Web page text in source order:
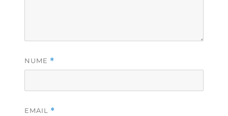
NUME *
EMAIL *